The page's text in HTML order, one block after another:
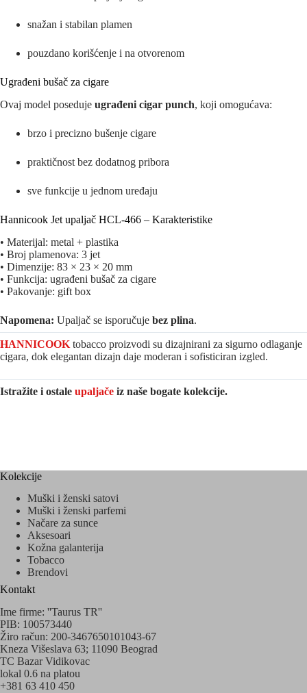
snažan i stabilan plamen
pouzdano korišćenje i na otvorenom
Ugrađeni bušač za cigare
Ovaj model poseduje ugrađeni cigar punch, koji omogućava:
brzo i precizno bušenje cigare
praktičnost bez dodatnog pribora
sve funkcije u jednom uređaju
Hannicook Jet upaljač HCL-466 – Karakteristike
• Materijal: metal + plastika
• Broj plamenova: 3 jet
• Dimenzije: 83 × 23 × 20 mm
• Funkcija: ugrađeni bušač za cigare
• Pakovanje: gift box
Napomena: Upaljač se isporučuje bez plina.
HANNICOOK tobacco proizvodi su dizajnirani za sigurno odlaganje
cigara, dok elegantan dizajn daje moderan i sofisticiran izgled.
Istražite i ostale upaljače iz naše bogate kolekcije.
Kolekcije
Muški i ženski satovi
Muški i ženski parfemi
Načare za sunce
Aksesoari
Kožna galanterija
Tobacco
Brendovi
Kontakt
Ime firme: ''Taurus TR''
PIB: 100573440
Žiro račun: 200-3467650101043-67
Kneza Višeslava 63; 11090 Beograd
TC Bazar Vidikovac
lokal 0.6 na platou
+381 63 410 450